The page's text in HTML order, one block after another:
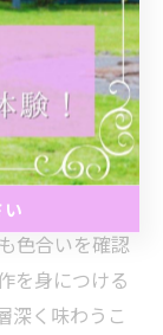
茶そのものの
をより楽しめ
レートティー
応じてミルク
プの縁に鼻を
色合いを確認
を身につける
深く味わうこ